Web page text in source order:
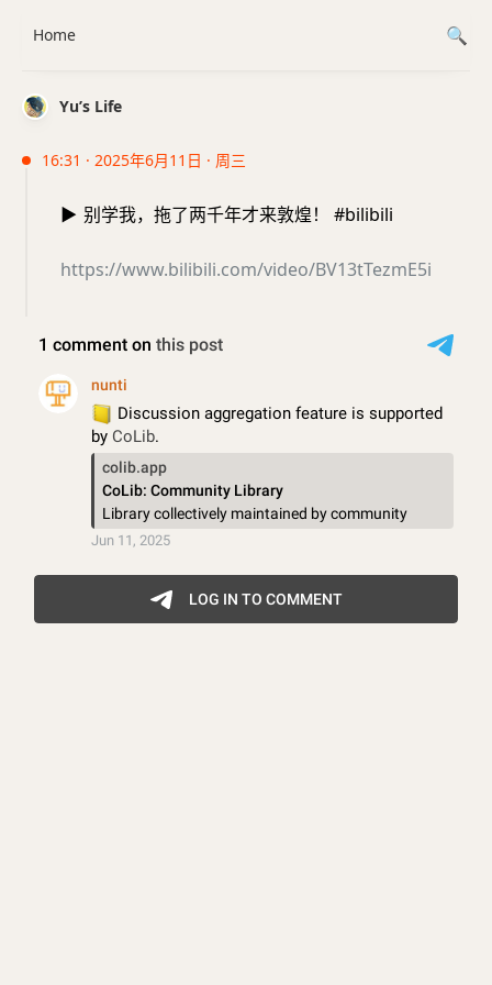
Yu’s Life
16:31 · 2025年6月11日 · 周三
▶️ 别学我，拖了两千年才来敦煌！ #bilibili
https://www.bilibili.com/video/BV13tTezmE5i
Home